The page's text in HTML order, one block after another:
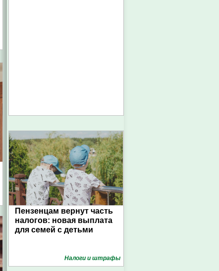
Пензенцам вернут часть
налогов: новая выплата
для семей с детьми
Налоги и штрафы